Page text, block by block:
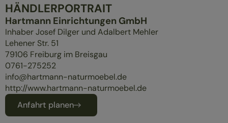
GESUND SCHLAFEN
HÄNDLERPORTRAIT
Hartmann Einrichtungen GmbH
Inhaber Josef Dilger und Adalbert Mehler
Lehener Str. 51
79106 Freiburg im Breisgau
0761-275252
info@hartmann-naturmoebel.de
http://www.hartmann-naturmoebel.de
Anfahrt planen